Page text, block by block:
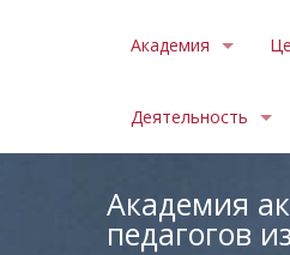
Академия
Деятельность
Академия
педагогов